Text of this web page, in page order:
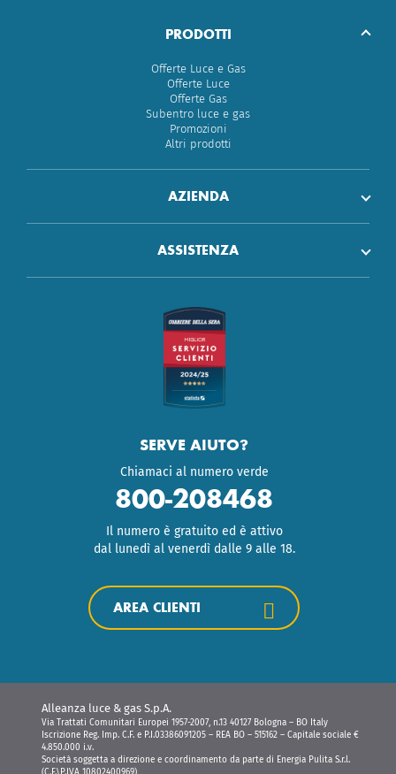
PRODOTTI
Offerte Luce e Gas
Offerte Luce
Offerte Gas
Subentro luce e gas
Promozioni
Altri prodotti
AZIENDA
ASSISTENZA
SERVE AIUTO?
Chiamaci al numero verde
800-208468
Il numero è gratuito ed è attivo
dal lunedì al venerdì dalle 9 alle 18.
AREA CLIENTI
Alleanza luce & gas S.p.A.
Via Trattati Comunitari Europei 1957-2007, n.13 40127 Bologna – BO Italy
Iscrizione Reg. Imp. C.F. e P.I.03386091205 – REA BO – 515162 – Capitale sociale €
4.850.000 i.v.
Società soggetta a direzione e coordinamento da parte di Energia Pulita S.r.l.